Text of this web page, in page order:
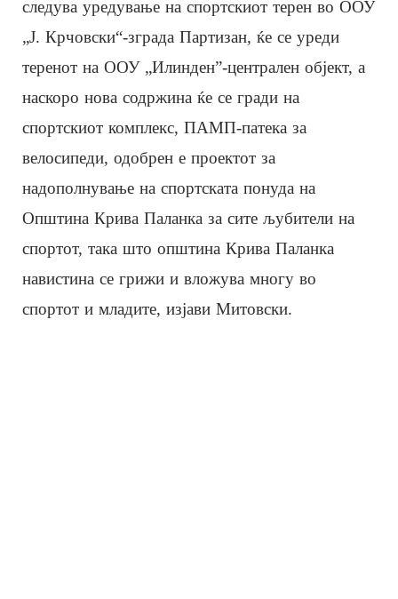
следува уредување на спортскиот терен во ООУ
„Ј. Крчовски“-зграда Партизан, ќе се уреди
теренот на ООУ „Илинден”-централен објект, а
наскоро нова содржина ќе се гради на
спортскиот комплекс, ПАМП-патека за
велосипеди, одобрен е проектот за
надополнување на спортската понуда на
Општина Крива Паланка за сите љубители на
спортот, така што општина Крива Паланка
навистина се грижи и вложува многу во
спортот и младите, изјави Митовски.